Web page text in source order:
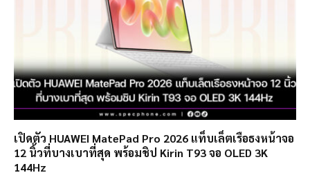
เปิดตัว HUAWEI MatePad Pro 2026 แท็บเล็ตเรือธงหน้าจอ
12 นิ้วที่บางเบาที่สุด พร้อมชิป Kirin T93 จอ OLED 3K
144Hz